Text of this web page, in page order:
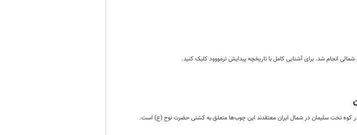
انجام شد. برای آشنایی کامل با تاریخچه پیدایش ترمووود کلیک کنید.
تخت سلیمان در شمال ایران معتقدند این چوب‌ها متعلق به کشتی حضرت نوح (ع) است.